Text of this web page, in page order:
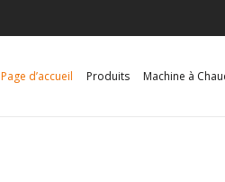
Page d’accueil Produits Machine à